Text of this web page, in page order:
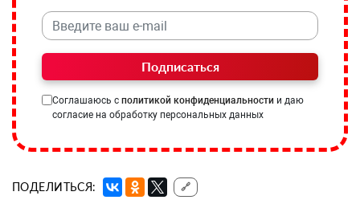
Подписаться
Соглашаюсь с политикой конфиденциальности и даю
согласие на обработку персональных данных
ПОДЕЛИТЬСЯ: 🔗